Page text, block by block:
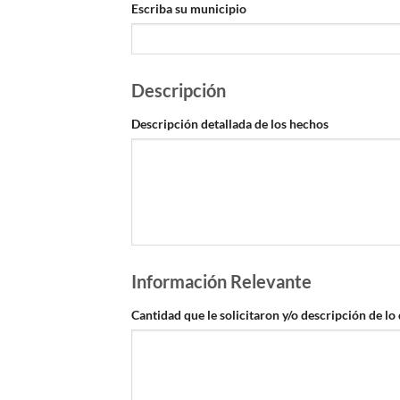
Escriba su municipio
Descripción
Descripción detallada de los hechos
Información Relevante
Cantidad que le solicitaron y/o descripción de